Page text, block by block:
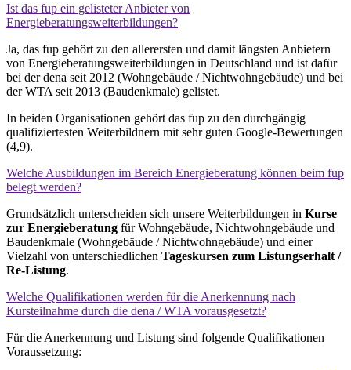
Ist das fup ein gelisteter Anbieter von
Energieberatungsweiterbildungen?
Ja, das fup gehört zu den allerersten und damit längsten Anbietern
von Energieberatungsweiterbildungen in Deutschland und ist dafür
bei der dena seit 2012 (Wohngebäude / Nichtwohngebäude) und bei
der WTA seit 2013 (Baudenkmale) gelistet.
In beiden Organisationen gehört das fup zu den durchgängig
qualifiziertesten Weiterbildnern mit sehr guten Google-Bewertungen
(4,9).
Welche Ausbildungen im Bereich Energieberatung können beim fup
belegt werden?
Grundsätzlich unterscheiden sich unsere Weiterbildungen in Kurse
zur Energieberatung für Wohngebäude, Nichtwohngebäude und
Baudenkmale (Wohngebäude / Nichtwohngebäude) und einer
Vielzahl von unterschiedlichen Tageskursen zum Listungserhalt /
Re-Listung.
Welche Qualifikationen werden für die Anerkennung nach
Kursteilnahme durch die dena / WTA vorausgesetzt?
Für die Anerkennung und Listung sind folgende Qualifikationen
Voraussetzung: